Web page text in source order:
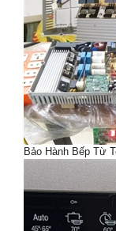
Bảo Hành Bếp Từ